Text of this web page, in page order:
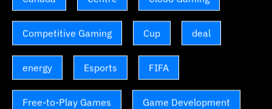
Competitive Gaming Cup deal
energy Esports FIFA
Free-to-Play Games Game Development